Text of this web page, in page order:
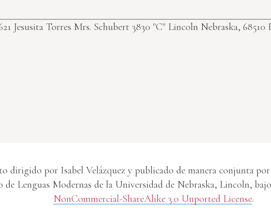
Jesusita Torres Mrs. Schubert 3830 "C" Lincoln Nebraska, 68510
dirigido por Isabel Velázquez y publicado de manera conjunta
Lenguas Modernas de la Universidad de Nebraska, Lincoln,
NonCommercial-ShareAlike 3.0 Unported License.